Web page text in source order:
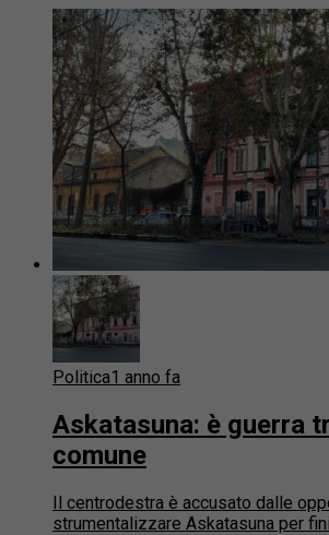
Politica1 anno fa
Askatasuna: è guerra
comune
Il centrodestra è accusato dalle
strumentalizzare Askatasuna per